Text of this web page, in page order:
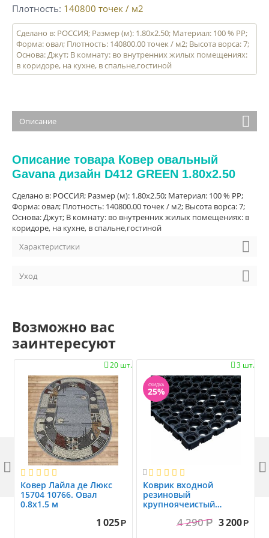
Плотность 140800 точек / м2
Сделано в: РОССИЯ; Размер (м): 1.80x2.50; Материал: 100 % PP;
Форма: овал; Плотность: 140800.00 точек / м2; Высота ворса: 7;
Основа: Джут; В комнату: во внутренних жилых помещениях:
в коридоре, на кухне, в спальне,гостиной
Описание
Описание товара Ковер овальный
Gavana дизайн D412 GREEN 1.80x2.50
Сделано в: РОССИЯ; Размер (м): 1.80x2.50; Материал: 100 % PP;
Форма: овал; Плотность: 140800.00 точек / м2; Высота ворса: 7;
Основа: Джут; В комнату: во внутренних жилых помещениях: в
коридоре, на кухне, в спальне,гостиной
Характеристики
Уход
Возможно вас
заинтересуют
20 шт.

Ковер Лайла де Люкс
15704 10766. Овал
0.8x1.5 м
1 025 Р
3 шт.

СКИДКА
25%

Коврик вxодной
резиновый
крупноячеистый
1.0x1.5 м4 290 Р 3 200 Р
 